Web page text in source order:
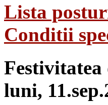
Lista
Conditii
Festivitatea
luni,